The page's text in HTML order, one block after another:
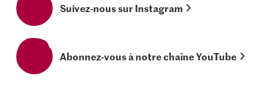
Suivez-nous sur Instagram
Abonnez-vous à notre chaîne YouTube